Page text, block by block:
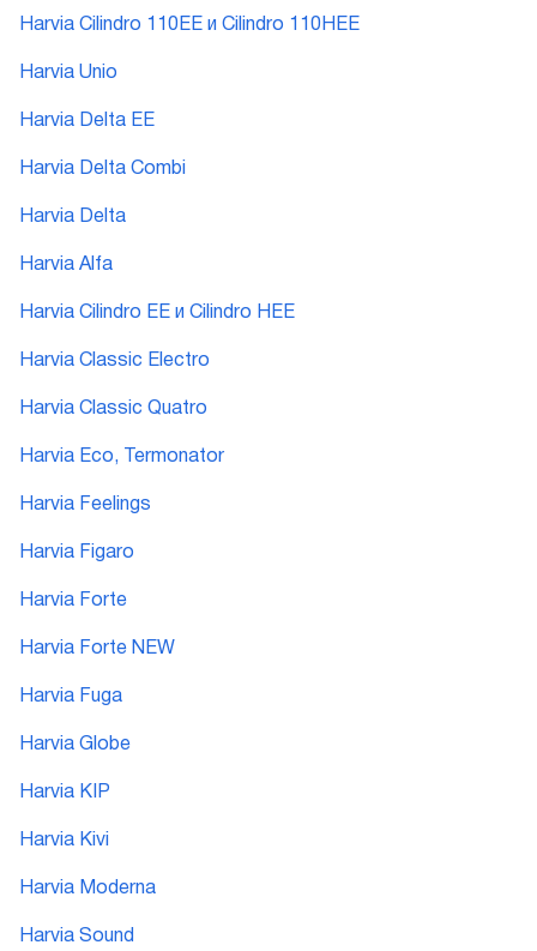
Harvia Cilindro 110EE и Cilindro 110HEE
Harvia Unio
Harvia Delta EE
Harvia Delta Combi
Harvia Delta
Harvia Alfa
Harvia Cilindro EE и Cilindro HEE
Harvia Classic Electro
Harvia Classic Quatro
Harvia Eco, Termonator
Harvia Feelings
Harvia Figaro
Harvia Forte
Harvia Forte NEW
Harvia Fuga
Harvia Globe
Harvia KIP
Harvia Kivi
Harvia Moderna
Harvia Sound